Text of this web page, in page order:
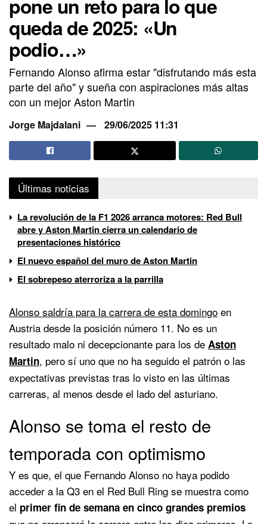
pone un reto para lo que
queda de 2025: «Un
podio…»
Fernando Alonso afirma estar "disfrutando más esta
parte del año" y sueña con aspiraciones más altas
con un mejor Aston Martin
Jorge Majdalani 29/06/2025 11:31
Últimas noticias
La revolución de la F1 2026 arranca motores: Red Bull
abre y Aston Martin cierra un calendario de
presentaciones histórico
El nuevo español del muro de Aston Martin
El sobrepeso aterroriza a la parrilla
Alonso saldría para la carrera de esta domingo en
Austria desde la posición número 11. No es un
resultado malo ni decepcionante para los de Aston
Martin, pero sí uno que no ha seguido el patrón o las
expectativas previstas tras lo visto en las últimas
carreras, al menos desde el lado del asturiano.
Alonso se toma el resto de
temporada con optimismo
Y es que, el que Fernando Alonso no haya podido
acceder a la Q3 en el Red Bull Ring se muestra como
el primer fin de semana en cinco grandes premios